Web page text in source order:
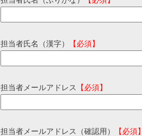
担当者氏名（漢字） 【必須】
担当者メールアドレス 【必須】
担当者メールアドレス（確認用） 【必須